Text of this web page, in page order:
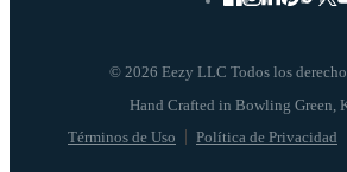
© 2026 Eezy LLC Todos los
Términos de Uso Política de Privacidad